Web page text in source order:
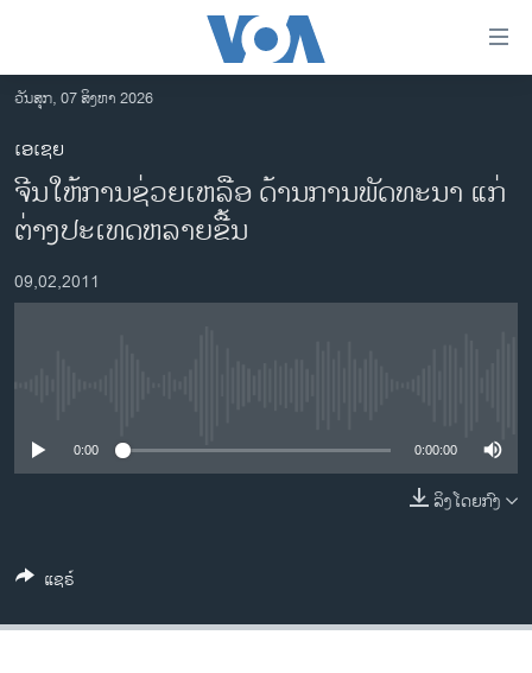
ເຂົ້າ
ຫາ
ຂ້າມ
ຂ້າມ
ຂ້າມ
ໄປ
ຫາ
ຊອກ
ລາວ
ອາເມຣິກາ
ການເລືອກຕັ້ງ ປະທານາທີບໍດີ ສະຫະລັດ 2024
ຂ່າວ​ຈີນ
ຊີວິດຊາວລາວ
ທຸລະກິດ
ພາສາອັງກິດ
ວັນສຸກ, 07 ສິງຫາ 2026
ເອເຊຍ
ຈີນໃຫ້ການຊ່ວຍເຫລືອ ດ້ານການພັດທະນາ ແກ່
ຕ່າງປະເທດຫລາຍຂື້ນ
09,02,2011
0:00 0:00:00
ລິງໂດຍກົງ
ແຊຣ໌